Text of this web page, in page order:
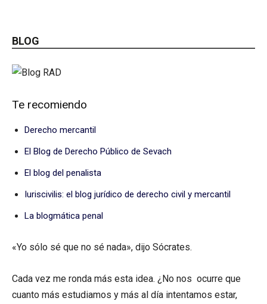
BLOG
Te recomiendo
Derecho mercantil
El Blog de Derecho Público de Sevach
El blog del penalista
Iuriscivilis: el blog jurídico de derecho civil y mercantil
La blogmática penal
«Yo sólo sé que no sé nada», dijo Sócrates.
Cada vez me ronda más esta idea. ¿No nos ocurre que
cuanto más estudiamos y más al día intentamos estar,